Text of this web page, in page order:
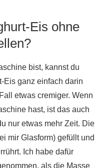
Eis ohne
bist, kannst du
Eis ganz einfach darin
etwas cremiger. Wenn
hast, ist das auch
nur etwas mehr Zeit. Die
mir Glasform) gefüllt und
Ich habe dafür
als die Masse